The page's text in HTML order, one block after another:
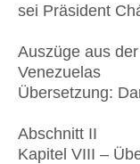
sei Präsident
Auszüge aus
Venezuelas
Übersetzung:
Abschnitt II
Kapitel VIII –